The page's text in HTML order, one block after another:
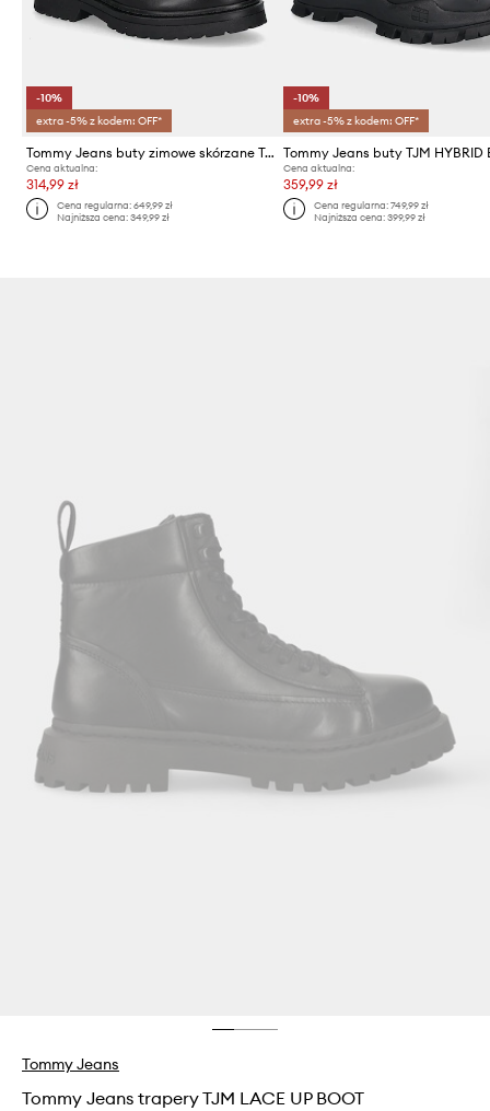
-10%
extra -5% z kodem: OFF*
Tommy Jeans buty zimowe skórzane TJM LACE UP BOOT
Cena aktualna:
314,99 zł
Cena regularna:649,99 zł
Najniższa cena:349,99 zł
-10%
extra -5% z kodem: OFF*
Tommy Jeans buty TJM HYBRID
Cena aktualna:
359,99 zł
Cena regularna: 749,99 zł
Najniższa cena: 399,99 zł
Tommy Jeans
Tommy Jeans trapery TJM LACE UP BOOT